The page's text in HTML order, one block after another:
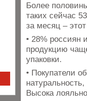
Более
таких сейчас
за месяц –
• 28% россиян
продукцию
упаковки.
• Покупатели
Высока